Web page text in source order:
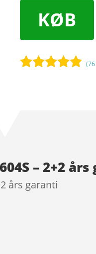
KØB
(76
– 2+2
års garanti